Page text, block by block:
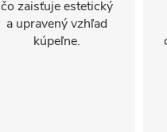
čo zaisťuje estetický
a upravený vzhľad
kúpeľne.